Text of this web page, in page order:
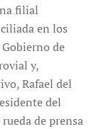
filial
en los
de
y,
Rafael del
del
de prensa